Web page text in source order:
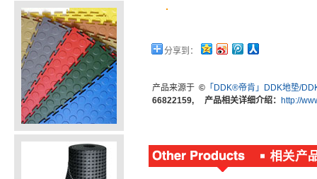
分享到：
产品来源于 © 「DDK®帝肯」DDK地垫/
66822159, 产品相关详细介绍：
http://